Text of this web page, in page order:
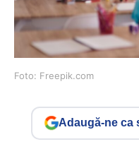
Foto: Freepik.com
Adaugă-ne ca